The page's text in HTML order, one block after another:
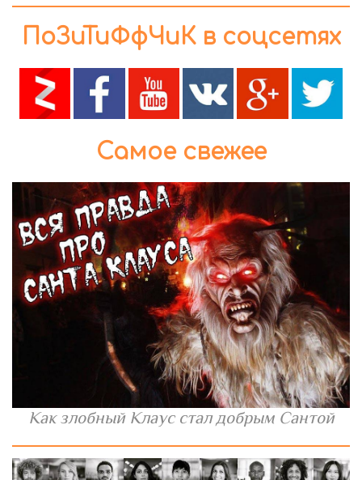
ПоЗиТиФфЧиК в соцсетях
Самое свежее
Как злобный Клаус стал добрым Сантой